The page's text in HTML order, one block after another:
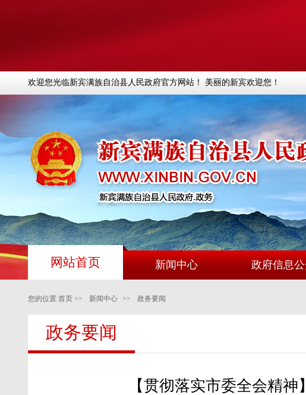
欢迎您光临新宾满族自治县人民政府官方网站！ 美丽的新宾欢迎您！
网站首页 新闻中心 政府信息
您的位置:首页 >> 新闻中心 >> 政务要闻
政务要闻
【贯彻落实市委全会精